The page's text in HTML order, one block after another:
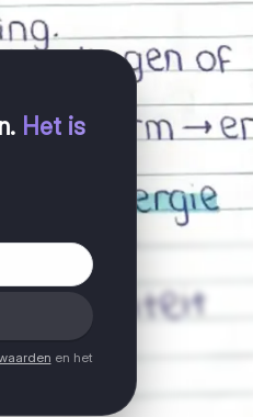
. Het is
en het